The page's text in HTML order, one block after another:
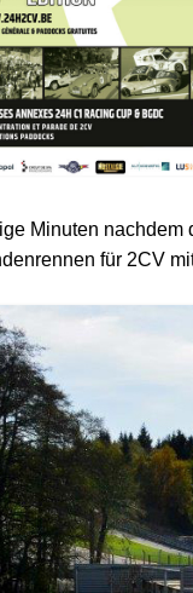
Minuten nachdem
für 2CV